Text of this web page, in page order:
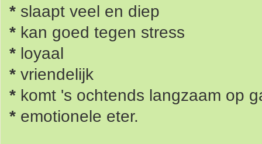
* slaapt veel en diep
* kan goed tegen stress
* loyaal
* vriendelijk
* komt 's ochtends langzaam op
* emotionele eter.